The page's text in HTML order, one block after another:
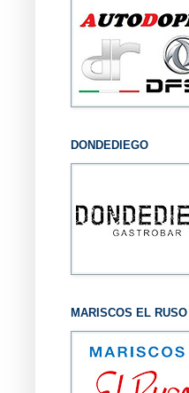
DONDEDIEGO
MARISCOS EL RUSO